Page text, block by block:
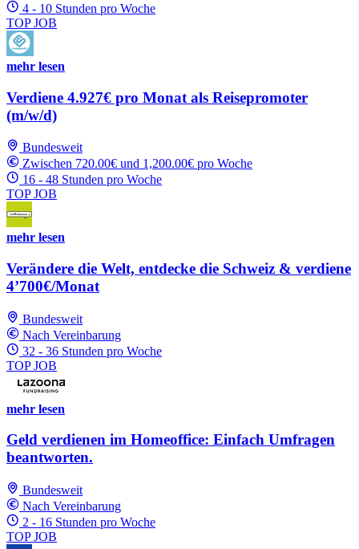
4 - 10 Stunden pro Woche
TOP JOB
mehr lesen
Verdiene 4.927€ pro Monat als Reisepromoter
(m/w/d)
Bundesweit
Zwischen 720.00€ und 1,200.00€ pro Woche
16 - 48 Stunden pro Woche
TOP JOB
mehr lesen
Verändere die Welt, entdecke die Schweiz & verdiene
4’700€/Monat
Bundesweit
Nach Vereinbarung
32 - 36 Stunden pro Woche
TOP JOB
mehr lesen
Geld verdienen im Homeoffice: Einfach Umfragen
beantworten.
Bundesweit
Nach Vereinbarung
2 - 16 Stunden pro Woche
TOP JOB